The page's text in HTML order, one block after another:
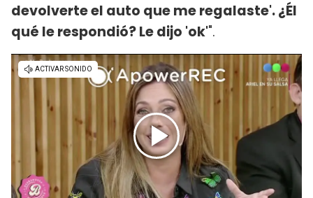
devolverte el auto que me regalaste'. ¿Él
qué le respondió? Le dijo 'ok'".